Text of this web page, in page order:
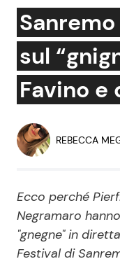
News e
Attualità Italiana
Economia
Persone
Politica
sul
Favino e
REBECCA
Ecco perché
Negramaro
"gnegne" in
Festival di